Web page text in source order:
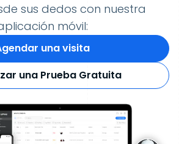
sus dedos con nuestra
móvil:
una visita
una Prueba Gratuita